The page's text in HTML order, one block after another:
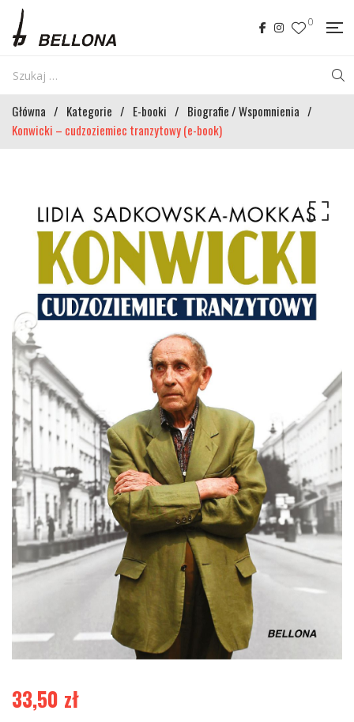
0
Główna / Kategorie / E-booki / Biografie / Wspomnienia /
Konwicki – cudzoziemiec tranzytowy (e-book)
33,50 zł